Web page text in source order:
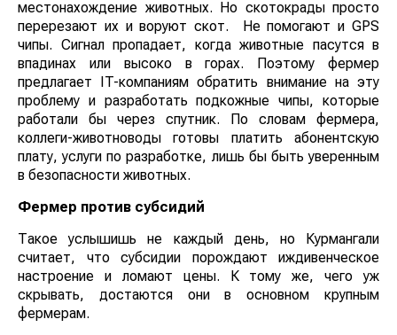
местонахождение животных. Но скотокрады просто
перерезают их и воруют скот. Не помогают и GPS
чипы. Сигнал пропадает, когда животные пасутся в
впадинах или высоко в горах. Поэтому фермер
предлагает IT-компаниям обратить внимание на эту
проблему и разработать подкожные чипы, которые
работали бы через спутник. По словам фермера,
коллеги-животноводы готовы платить абонентскую
плату, услуги по разработке, лишь бы быть уверенным
в безопасности животных.
Фермер против субсидий
Такое услышишь не каждый день, но Курмангали
считает, что субсидии порождают иждивенческое
настроение и ломают цены. К тому же, чего уж
скрывать, достаются они в основном крупным
фермерам.